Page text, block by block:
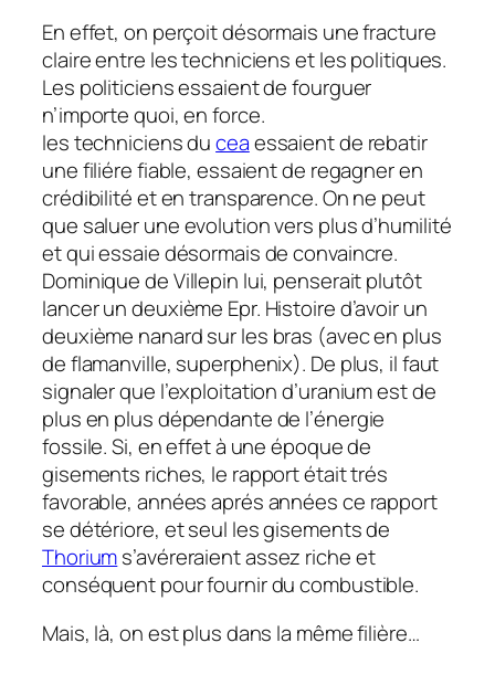
En effet, on perçoit désormais une fracture
claire entre les techniciens et les politiques.
Les politiciens essaient de fourguer
n’importe quoi, en force.
les techniciens duceaessaient de rebatir
une filiére fiable, essaient de regagner en
crédibilité et en transparence. On ne peut
que saluer une evolution vers plus d’humilité
et qui essaie désormais de convaincre.
Dominique de Villepin lui, penserait plutôt
lancer un deuxième Epr. Histoire d’avoir un
deuxième nanard sur les bras (avec en plus
de flamanville, superphenix). De plus, il faut
signaler que l’exploitation d’uranium est de
plus en plus dépendante de l’énergie
fossile. Si, en effet à une époque de
gisements riches, le rapport était trés
favorable, années aprés années ce rapport
se détériore, et seul les gisements de
Thoriums’avéreraient assez riche et
conséquent pour fournir du combustible.
Mais, là, on est plus dans la même filière…